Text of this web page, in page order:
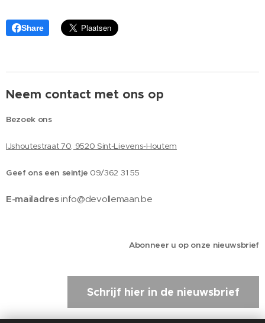
Share
Neem contact met ons op
Bezoek ons
IJshoutestraat 70, 9520 Sint-Lievens-Houtem
Geef ons een seintje 09/362 31 55
E-mailadresinfo@devollemaan.be
Abonneer u op onze nieuwsbrief
Schrijf hier in de nieuwsbrief